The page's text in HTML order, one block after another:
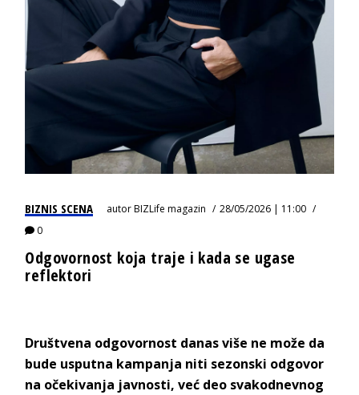
BIZNIS SCENA autorBIZLife magazin
28/05/2026 | 11:00
0
Odgovornost koja traje i kada se ugase
reflektori
Društvena odgovornost danas više ne može da
bude usputna kampanja niti sezonski odgovor
na očekivanja javnosti, već deo svakodnevnog